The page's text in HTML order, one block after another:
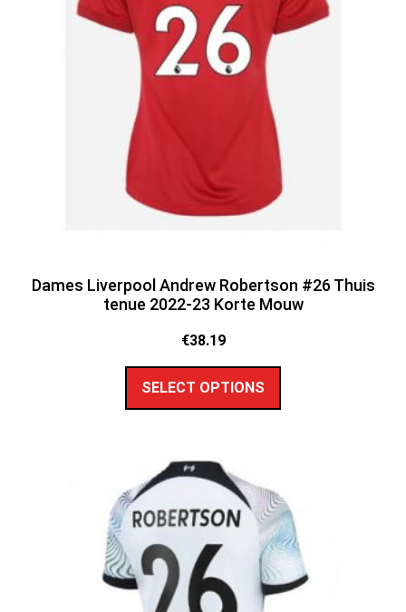
Dames Liverpool Andrew Robertson #26 Thuis
tenue 2022-23 Korte Mouw
€38.19
SELECT OPTIONS